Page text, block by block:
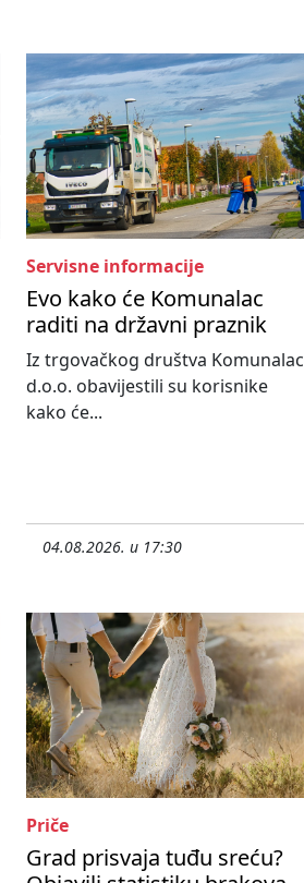
Servisne informacije
Evo kako će Komunalac
raditi na državni praznik
Iz trgovačkog društva Komunalac
d.o.o. obavijestili su korisnike
kako će...
04.08.2026. u 17:30
Priče
Grad prisvaja tuđu sreću?